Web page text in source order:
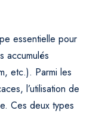
essentielle pour
accumulés
etc.). Parmi les
l’utilisation de
Ces deux types